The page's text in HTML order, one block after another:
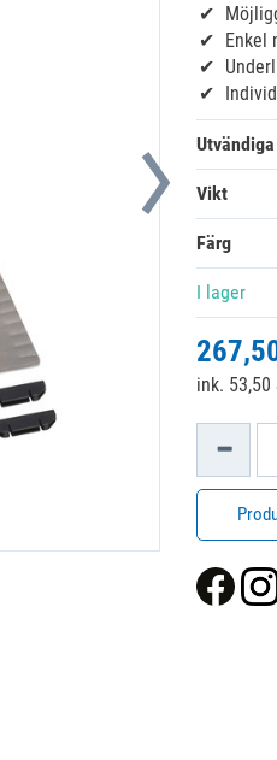
Enkel
Vikt
Färg
I lager
ink. 53,50